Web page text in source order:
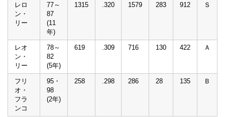
レロ
ン・
リー
77～
87
(11
年)
1315 .320 1579 283 912 Ｓ
レオ
ン・
リー
78～
82
(5年)
619 .309 716 130 422 Ａ
フリ
オ・
フラ
ンコ
95・
98
(2年)
258 .298 286 28 135 Ｂ